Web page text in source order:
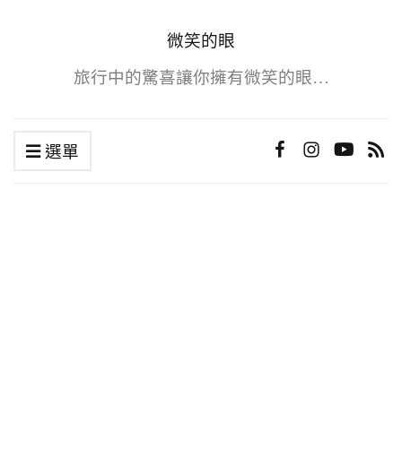
微笑的眼
旅行中的驚喜讓你擁有微笑的眼…
選單